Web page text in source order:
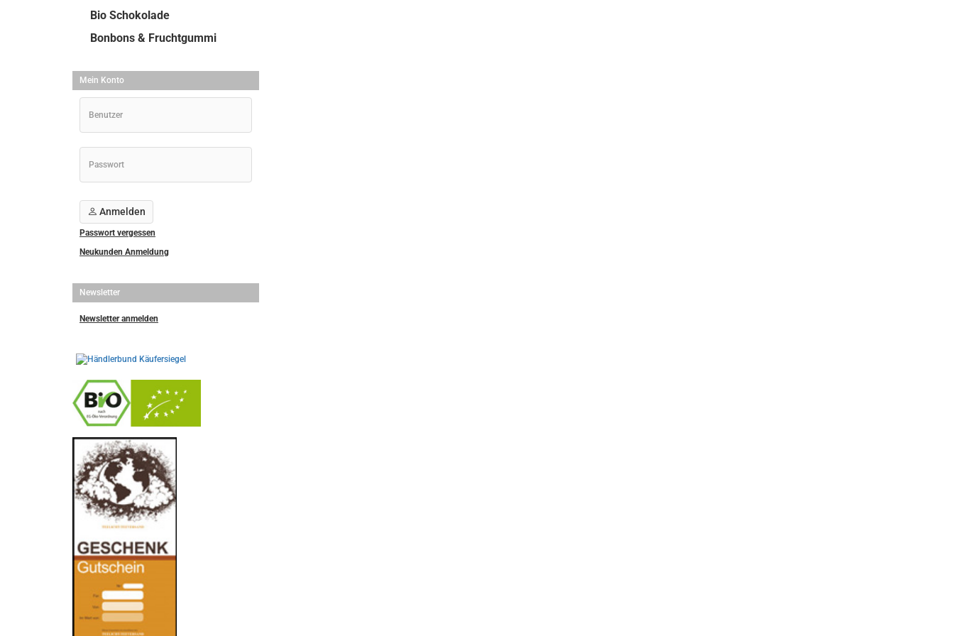
Bio Schokolade
Bonbons & Fruchtgummi
Mein Konto
Anmelden
Passwort vergessen
Neukunden Anmeldung
Newsletter
Newsletter anmelden